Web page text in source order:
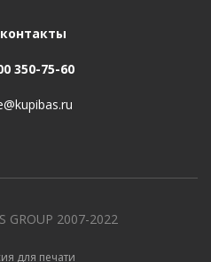
350-75-60
GROUP 2007-2022
для печати